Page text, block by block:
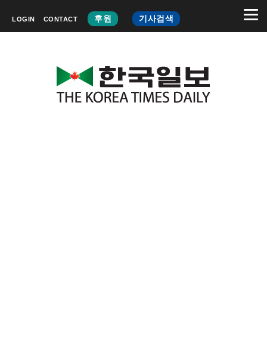
LOGIN CONTACT 후원 기사검색